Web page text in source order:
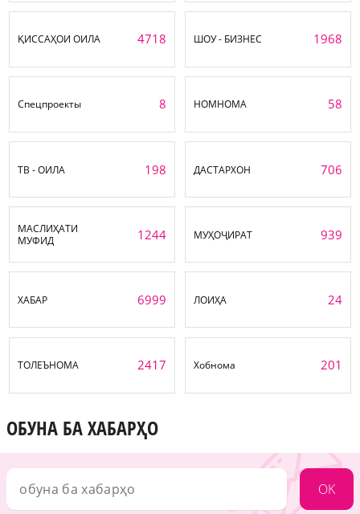
ҚИССАҲОИ ОИЛА 4718 ШОУ - БИЗНЕС 1968
Спецпроекты 8 НОМНОМА 58
ТВ - ОИЛА 198 ДАСТАРХОН 706
МАСЛИҲАТИ
МУФИД
1244 МУҲОҶИРАТ 939
ХАБАР 6999 ЛОИҲА 24
ТОЛЕЪНОМА 2417 Хобнома 201
ОБУНА БА ХАБАРҲО
OK